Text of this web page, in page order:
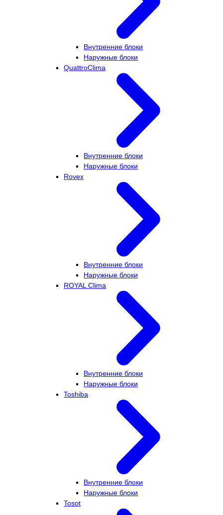
Внутренние блоки
Наружные блоки
QuattroClima
Внутренние блоки
Наружные блоки
Rovex
Внутренние блоки
Наружные блоки
ROYAL Clima
Внутренние блоки
Наружные блоки
Toshiba
Внутренние блоки
Наружные блоки
Tosot